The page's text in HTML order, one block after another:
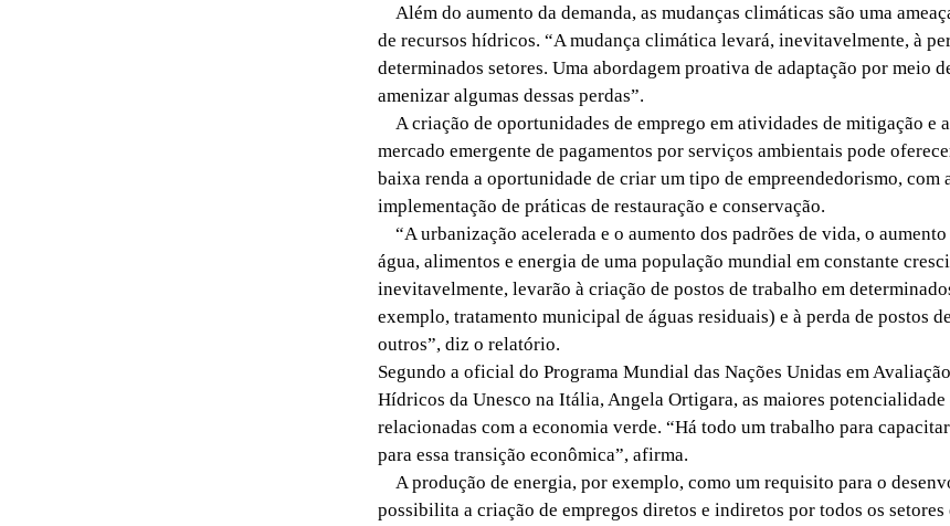
Além do aumento da demanda, as mudanças climáticas são uma
de recursos hídricos. “A mudança climática levará, inevitavelmente, à
determinados setores. Uma abordagem proativa de adaptação por meio
amenizar algumas dessas perdas”.
A criação de oportunidades de emprego em atividades de mitigação e
mercado emergente de pagamentos por serviços ambientais pode
baixa renda a oportunidade de criar um tipo de empreendedorismo, com
implementação de práticas de restauração e conservação.
“A urbanização acelerada e o aumento dos padrões de vida, o
água, alimentos e energia de uma população mundial em constante
inevitavelmente, levarão à criação de postos de trabalho em
exemplo, tratamento municipal de águas residuais) e à perda de postos
outros”, diz o relatório.
Segundo a oficial do Programa Mundial das Nações Unidas em
Hídricos da Unesco na Itália, Angela Ortigara, as maiores potencialidade
relacionadas com a economia verde. “Há todo um trabalho para
para essa transição econômica”, afirma.
A produção de energia, por exemplo, como um requisito para o
possibilita a criação de empregos diretos e indiretos por todos os setores